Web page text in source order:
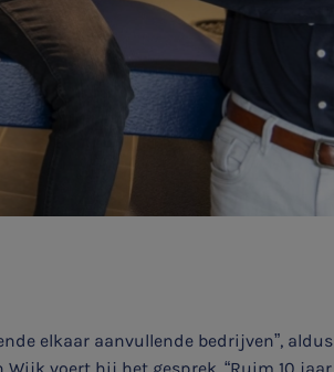
elkaar aanvullende bedrijven”, aldus